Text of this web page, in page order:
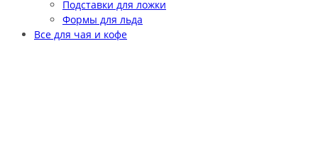
Подставки для ложки
Формы для льда
Все для чая и кофе